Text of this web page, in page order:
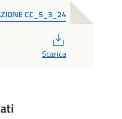
CC_5_3_24
Scarica